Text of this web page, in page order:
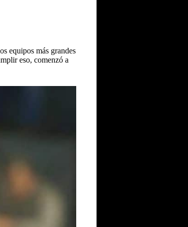
equipos más grandes
eso, comenzó a